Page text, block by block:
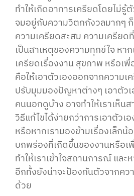
ทำให้เกิดอาการเครียดโดยไม่รู้
จมอยู่กับความวิตกกังวลมากๆ
ความเครียดสะสม ความเครียด
เป็นสาเหตุของความทุกข์ใจ หา
เครียดเรื่องงาน สุขภาพ หรือเ
คือให้เอาตัวเองออกจากความ
ปรับมุมมองปัญหาต่างๆ เอาตัว
คนนอกดูบ้าง อาจทำให้เราเห็น
วิธีแก้ไขได้ง่ายกว่าการเอาตัวเ
หรือหากเรามองข้ามเรื่องเล็กน้
บกพร่องที่เกิดขึ้นของงานหรือเ
ทำให้เราเข้าใจสถานการณ์ และ
อีกทั้งยังน่าจะป้องกันตัวจากคว
ด้วย